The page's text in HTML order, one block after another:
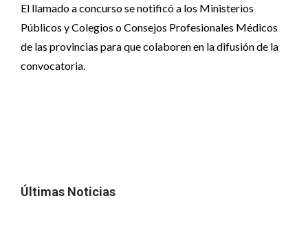
El llamado a concurso se notificó a los Ministerios
Públicos y Colegios o Consejos Profesionales Médicos
de las provincias para que colaboren en la difusión de la
convocatoria.
Últimas Noticias